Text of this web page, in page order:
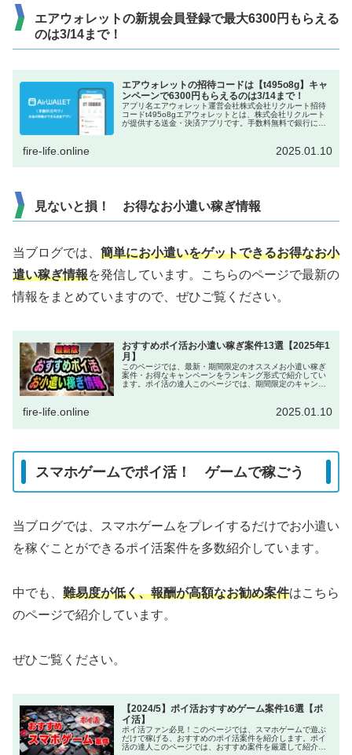
エアウォレットの新規会員登録で最大6300円もらえる
のは3/14まで！
エアウォレットの招待コードは【t495o8g】キャ
ンペーンで6300円もらえるのは3/14まで！
アプリ名エアウォレット運営会社株式会社リクルート招待
コードt495o8gエアウォレットとは、株式会社リクルート
が提供する送金・決済アプリです。手数料無料で銀行に入
fire-life.online 2025.01.10
見ないと損！ お得なお小遣い稼ぎ情報
当ブログでは、 簡単にお小遣いをゲットできるお得なお小
遣い稼ぎ情報を発信しています。こちらのページで最新の
情報をまとめていますので、ぜひご覧ください。
おすすめポイ活お小遣い稼ぎ案件13選【2025年1
月】
このページでは、最新・期間限定のオススメお小遣い稼ぎ
案件・お得なキャンペーンをランキング形式で紹介してい
ます。ポイ活の達人このページでは、期間限定のキャンペ
fire-life.online 2025.01.10
スマホゲームでポイ活！ ゲームで稼ごう
当ブログでは、スマホゲームをプレイするだけでお小遣い
を稼ぐことができるポイ活案件を多数紹介しています。
中でも、 難易度が低く、報酬が高額なお勧め案件はこちら
のページで紹介しています。
ぜひご覧ください。
【2024/5】ポイ活おすすめゲーム案件16選【ポ
イ活】
ポイ活ファン必見！このページでは、スマホゲームで遊ぶ
だけで稼げる、おすすめのポイ活案件を紹介します。ポイ
活の達人このページでは、おすすめ案件を厳選して紹介す